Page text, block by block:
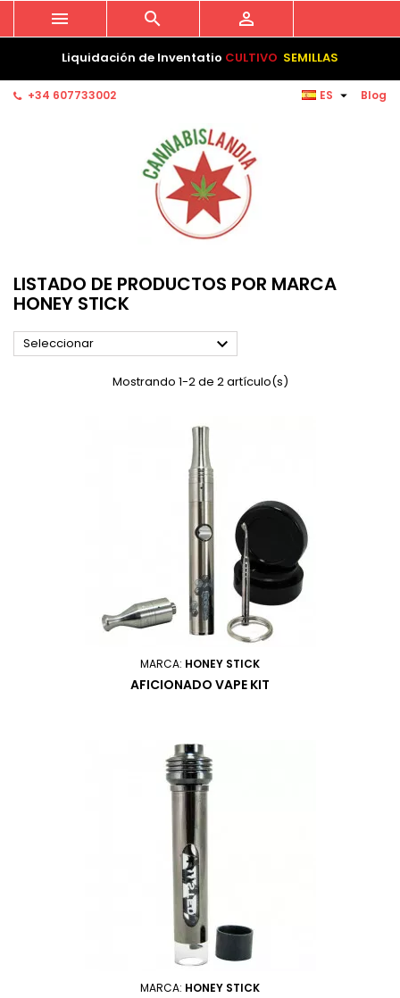
Liquidación de Inventatio CULTIVO SEMILLAS
Blog
+34 607733002 ES 
  
LISTADO DE PRODUCTOS POR MARCA
HONEY STICK
Seleccionar 
Mostrando 1-2 de 2 artículo(s)
MARCA: HONEY STICK
AFICIONADO VAPE KIT
MARCA: HONEY STICK